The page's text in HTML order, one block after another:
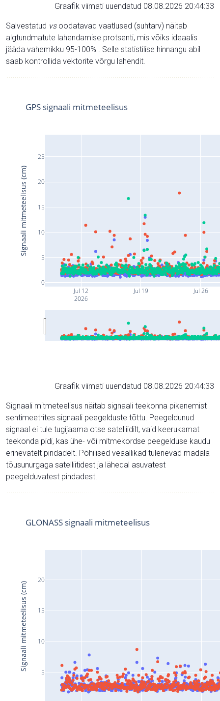
Graafik viimati uuendatud 08.08.2026 20:44:33
Salvestatud vsoodatavad vaatlused (suhtarv) näitab
algtundmatute lahendamise protsenti, mis võiks ideaalis
jääda vahemikku 95-100% . Selle statistilise hinnangu abil
saab kontrollida vektorite võrgu lahendit.
Jul 12
2026
Jul 19 Jul 26
0
5
10
15
20
25
GPS signaali mitmeteelisus
Signaali mitmeteelisus (cm)
Graafik viimati uuendatud 08.08.2026 20:44:33
Signaali mitmeteelisus näitab signaali teekonna pikenemist
sentimeetrites signaali peegelduste tõttu. Peegeldunud
signaal ei tule tugijaama otse satelliidilt, vaid keerukamat
teekonda pidi, kas ühe- või mitmekordse peegelduse kaudu
erinevatelt pindadelt. Põhilised veaallikad tulenevad madala
tõusunurgaga satelliitidest ja lähedal asuvatest
peegelduvatest pindadest.
5
10
15
20
GLONASS signaali mitmeteelisus
Signaali mitmeteelisus (cm)